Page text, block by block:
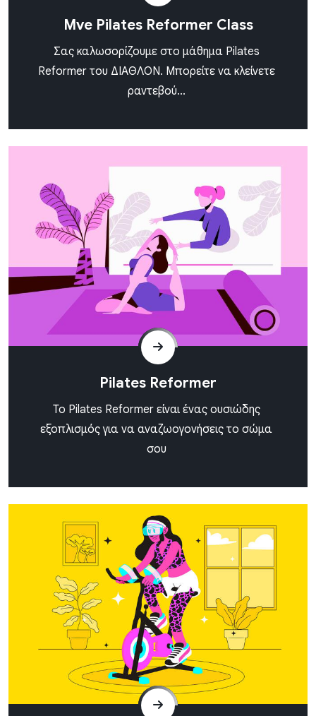
Mve Pilates Reformer Class
Σας καλωσορίζουμε στο μάθημα Pilates
Reformer του ΔΙΑΘΛΟΝ. Μπορείτε να κλείνετε
ραντεβού...
Pilates Reformer
To Pilates Reformer είναι ένας ουσιώδης
εξοπλισμός για να αναζωογονήσεις το σώμα
σου